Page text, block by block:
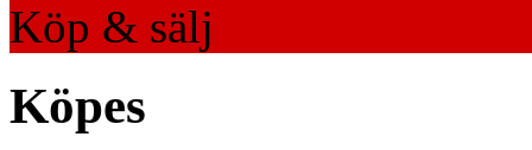
Köp & sälj
Köpes